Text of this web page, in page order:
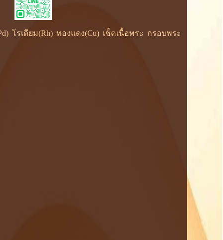
โรเดียม(Rh) ทองแดง(Cu) เช็คเนื้อพระ กรอบพระ